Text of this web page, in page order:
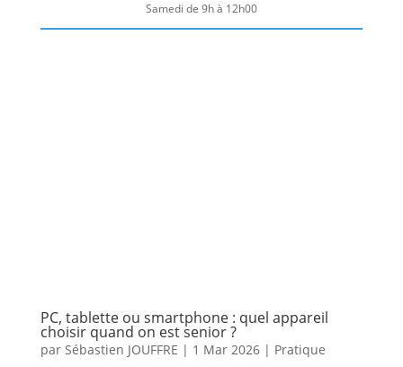
Samedi de 9h à 12h00
PC, tablette ou smartphone : quel appareil
choisir quand on est senior ?
par Sébastien JOUFFRE | 1 Mar 2026| Pratique